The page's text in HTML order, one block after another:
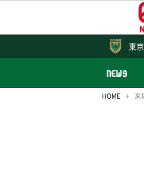
NEWS
東京
HOME